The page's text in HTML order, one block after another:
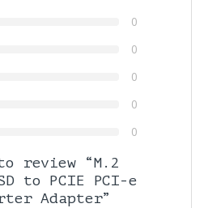
0
0
0
0
0
review “M.2
to PCIE PCI-e
Adapter”